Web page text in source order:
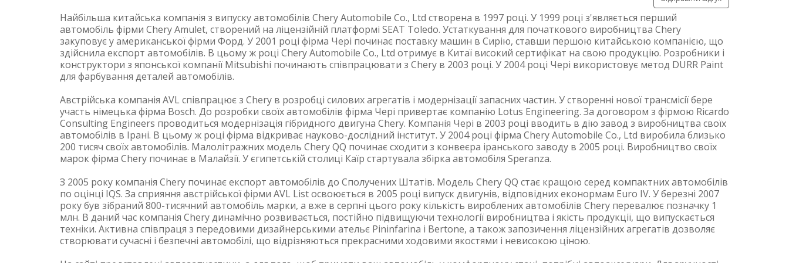
Найбільша китайська компанія з випуску автомобілів Chery Automobile Co., Ltd створена в 1997 році. У 1999 році з'являється перший
автомобіль фірми Chery Amulet, створений на ліцензійній платформі SEAT Toledo. Устаткування для початкового виробництва Chery
закуповує у американської фірми Форд. У 2001 році фірма Чері починає поставку машин в Сирію, ставши першою китайською компанією, що
здійснила експорт автомобілів. В цьому ж році Chery Automobile Co., Ltd отримує в Китаї високий сертифікат на свою продукцію. Розробники і
конструктори з японської компанії Mitsubishi починають співпрацювати з Chery в 2003 році. У 2004 році Чері використовує метод DURR Paint
для фарбування деталей автомобілів.
Австрійська компанія AVL співпрацює з Chery в розробці силових агрегатів і модернізації запасних частин. У створенні нової трансмісії бере
участь німецька фірма Bosch. До розробки своїх автомобілів фірма Чері привертає компанію Lotus Engineering. За договором з фірмою Ricardo
Consulting Engineers проводиться модернізація гібридного двигуна Chery. Компанія Чері в 2003 році вводить в дію завод з виробництва своїх
автомобілів в Ірані. В цьому ж році фірма відкриває науково-дослідний інститут. У 2004 році фірма Chery Automobile Co., Ltd виробила близько
200 тисяч своїх автомобілів. Малолітражних модель Chery QQ починає сходити з конвеєра іранського заводу в 2005 році. Виробництво своїх
марок фірма Chery починає в Малайзії. У єгипетській столиці Каїр стартувала збірка автомобіля Speranza.
З 2005 року компанія Chery починає експорт автомобілів до Сполучених Штатів. Модель Chery QQ стає кращою серед компактних автомобілів
по оцінці IQS. За сприяння австрійської фірми AVL List освоюється в 2005 році випуск двигунів, відповідних еконормам Euro IV. У березні 2007
року був зібраний 800-тисячний автомобіль марки, а вже в серпні цього року кількість вироблених автомобілів Chery перевалює позначку 1
млн. В даний час компанія Chery динамічно розвивається, постійно підвищуючи технології виробництва і якість продукції, що випускається
техніки. Активна співпраця з передовими дизайнерськими ательє Pininfarina і Bertone, а також запозичення ліцензійних агрегатів дозволяє
створювати сучасні і безпечні автомобілі, що відрізняються прекрасними ходовими якостями і невисокою ціною.